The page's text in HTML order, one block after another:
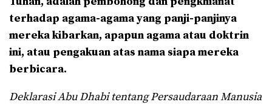
terhadap agama-agama yang panji-panjinya
mereka kibarkan, apapun agama atau doktrin
ini, atau pengakuan atas nama siapa mereka
berbicara.
Deklarasi Abu Dhabi tentang Persaudaraan Manusia